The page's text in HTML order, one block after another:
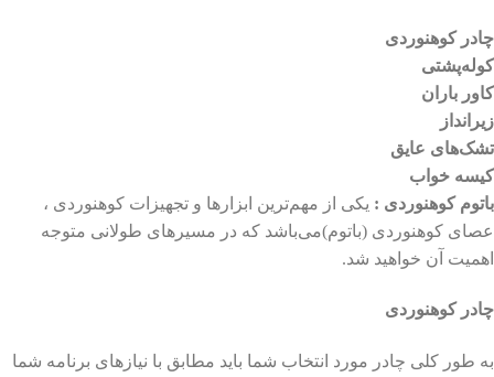
چادر کوهنوردی
کوله‌پشتی
کاور باران
زیرانداز
تشک‌های عایق
کیسه خواب
باتوم کوهنوردی : یکی از مهم‌ترین ابزارها و تجهیزات کوهنوردی ،
عصای کوهنوردی (باتوم)می‌باشد که در مسیرهای طولانی متوجه
اهمیت آن خواهید شد.
چادر کوهنوردی
به طور کلی چادر مورد انتخاب شما باید مطابق با نیازهای برنامه شما